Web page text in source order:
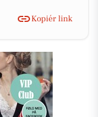
Kopiér link